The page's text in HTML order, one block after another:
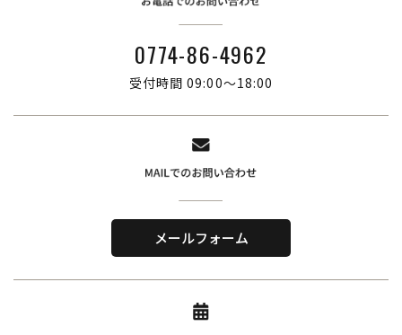
株式会社ブリーズ・カンパニー
〒619-0201
京都府木津川市山城町綺田神ノ木5-3
0774-86-4962
受付時間 09:00～18:00
メールフォーム